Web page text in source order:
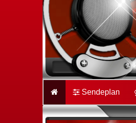
Sendeplan